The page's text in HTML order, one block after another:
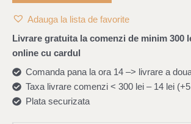
Adauga la lista de favorite
Livrare gratuita la comenzi de minim 300
online cu cardul
Comanda pana la ora 14 –> livrare a
Taxa livrare comenzi < 300 lei – 14 lei
Plata securizata